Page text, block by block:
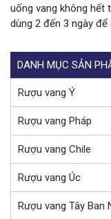
uống vang không hết
dùng 2 đến 3 ngày
DANH MỤC SẢN
Rượu vang Ý
Rượu vang Pháp
Rượu vang Chile
Rượu vang Úc
Rượu vang Tây Ban